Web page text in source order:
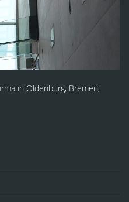
in Oldenburg, Bremen,